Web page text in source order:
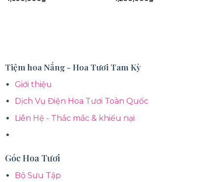
Tiệm hoa Nắng - Hoa Tươi Tam Kỳ
Giới thiệu
Dịch Vụ Điện Hoa Tươi Toàn Quốc
Liên Hệ - Thắc mắc & khiếu nại
Góc Hoa Tươi
Bộ Sưu Tập